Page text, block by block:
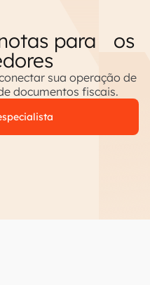
para os
sua operação de
documentos fiscais.